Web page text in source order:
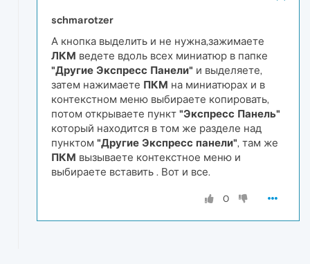
schmarotzer
А кнопка выделить и не нужна,зажимаете
ЛКМ ведете вдоль всех миниатюр в папке
"Другие Экспресс Панели" и выделяете,
затем нажимаете ПКМ на миниатюрах и в
контекстном меню выбираете копировать,
потом открываете пункт "Экспресс Панель"
который находится в том же разделе над
пунктом "Другие Экспресс панели", там же
ПКМ вызываете контекстное меню и
выбираете вставить . Вот и все.
0